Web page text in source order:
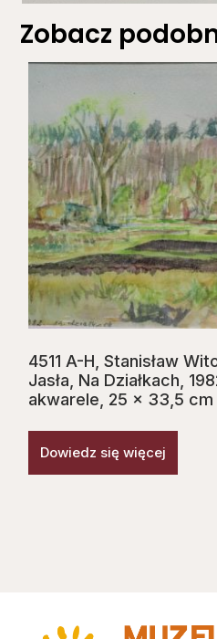
Zobacz
4511 A-H, Stanisław
Jasła, Na Działkach,
akwarele, 25 x 33,5 cm
Dowiedz się więcej